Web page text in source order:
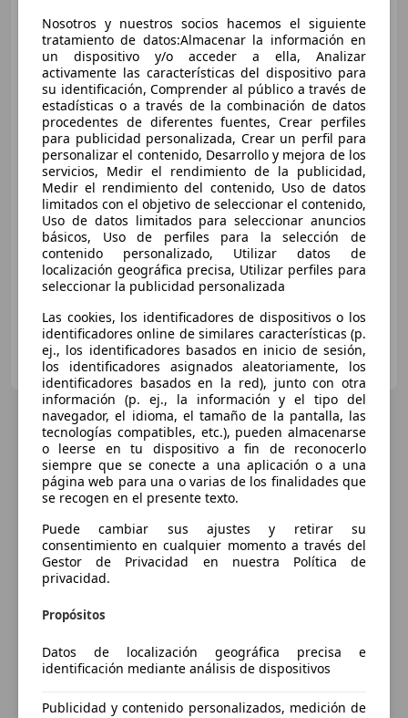
€ 3.000
Súperoferta
04/2008 375 km Diésel 110 kW (150 CV)
Particular
ES-03509 Finestrat
Nosotros y nuestros socios hacemos el siguiente
tratamiento de datos:Almacenar la información en
un dispositivo y/o acceder a ella, Analizar
activamente las características del dispositivo para
su identificación, Comprender al público a través de
estadísticas o a través de la combinación de datos
procedentes de diferentes fuentes, Crear perfiles
para publicidad personalizada, Crear un perfil para
personalizar el contenido, Desarrollo y mejora de los
servicios, Medir el rendimiento de la publicidad,
Medir el rendimiento del contenido, Uso de datos
limitados con el objetivo de seleccionar el contenido,
Uso de datos limitados para seleccionar anuncios
básicos, Uso de perfiles para la selección de
contenido personalizado, Utilizar datos de
localización geográfica precisa, Utilizar perfiles para
seleccionar la publicidad personalizada
Las cookies, los identificadores de dispositivos o los
identificadores online de similares características (p.
ej., los identificadores basados en inicio de sesión,
los identificadores asignados aleatoriamente, los
identificadores basados en la red), junto con otra
información (p. ej., la información y el tipo del
navegador, el idioma, el tamaño de la pantalla, las
tecnologías compatibles, etc.), pueden almacenarse
o leerse en tu dispositivo a fin de reconocerlo
siempre que se conecte a una aplicación o a una
página web para una o varias de los finalidades que
se recogen en el presente texto.
Puede cambiar sus ajustes y retirar su
consentimiento en cualquier momento a través del
Gestor de Privacidad en nuestra Política de
privacidad.
Propósitos
Datos de localización geográfica precisa e
identificación mediante análisis de dispositivos
Publicidad y contenido personalizados, medición de